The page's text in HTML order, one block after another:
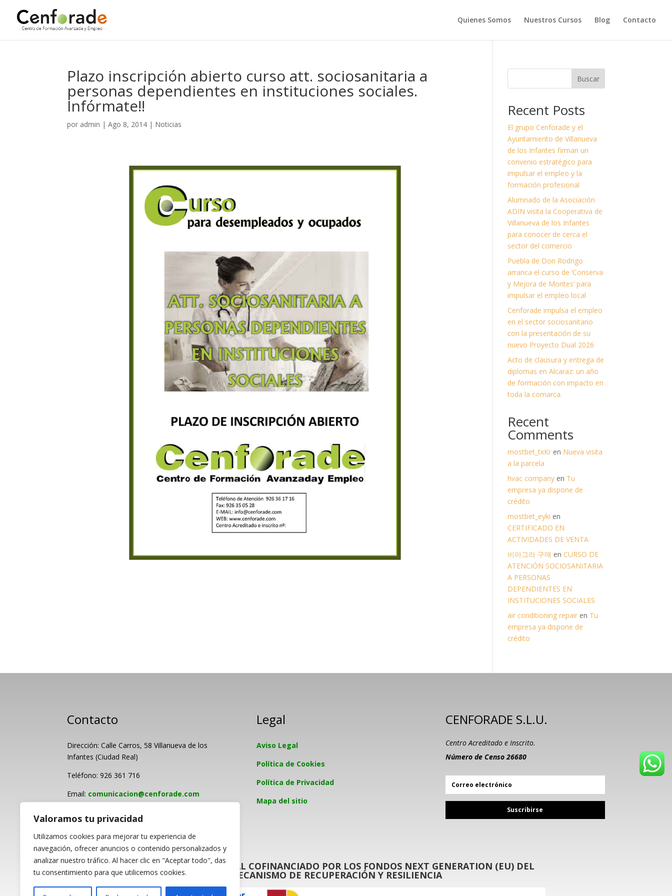
Valoramos tu privacidad
Utilizamos cookies para mejorar tu experiencia de
navegación, ofrecer anuncios o contenido personalizados y
analizar nuestro tráfico. Al hacer clic en "Aceptar todo", das
tu consentimiento para que utilicemos cookies.
Quienes Somos Nuestros Cursos Blog Contacto
Plazo inscripción abierto curso att. sociosanitaria a
personas dependientes en instituciones sociales.
Infórmate!!
por admin |Ago 8, 2014 | Noticias
Buscar
Recent Posts
El grupo Cenforade y el
Ayuntamiento de Villanueva
de los Infantes firman un
convenio estratégico para
impulsar el empleo y la
formación profesional
Alumnado de la Asociación
ADIN visita la Cooperativa de
Villanueva de los Infantes
para conocer de cerca el
sector del comercio
Puebla de Don Rodrigo
arranca el curso de ‘Conserva
y Mejora de Montes’ para
impulsar el empleo local
Cenforade impulsa el empleo
en el sector sociosanitario
con la presentación de su
nuevo Proyecto Dual 2026
Acto de clausura y entrega de
diplomas en Alcaraz: un año
de formación con impacto en
toda la comarca.
Recent
Comments
mostbet_txKr en Nueva visita
a la parcela
hvac company en Tu
empresa ya dispone de
crédito
mostbet_eyki en
CERTIFICADO EN
ACTIVIDADES DE VENTA
비아그라 구매 en CURSO DE
ATENCIÓN SOCIOSANITARIA
A PERSONAS
DEPENDIENTES EN
INSTITUCIONES SOCIALES
air conditioning repair en Tu
empresa ya dispone de
crédito
Contacto
Dirección: Calle Carros, 58 Villanueva de los
Infantes (Ciudad Real)
Teléfono: 926 361 716
Email: comunicacion@cenforade.com
Legal
Aviso Legal
Política de Cookies
Política de Privacidad
Mapa del sitio
CENFORADE S.L.U.
Centro Acreditado e Inscrito.
Número de Censo 26680
Suscribirse
PROGRAMA KIT DIGITAL COFINANCIADO POR LOS FONDOS NEXT GENERATION (EU) DEL
MECANISMO DE RECUPERACIÓN Y RESILIENCIA